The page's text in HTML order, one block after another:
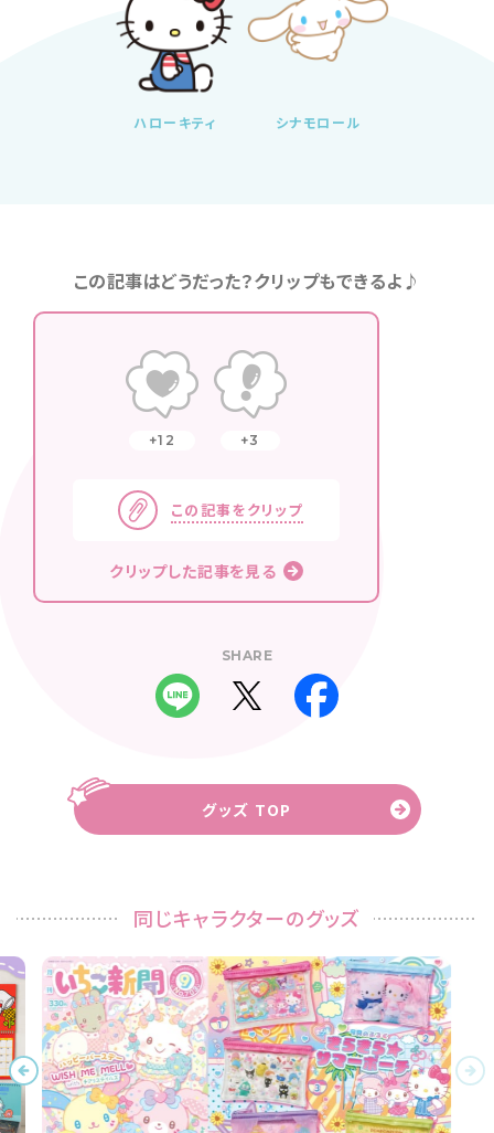
ハローキティ シナモロール
この記事はどうだった？クリップもできるよ♪
12 3
この記事をクリップ
クリップした記事を見る
SHARE
グッズ TOP
同じキャラクターのグッズ